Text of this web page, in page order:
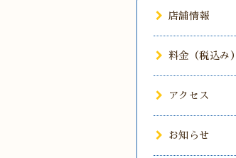
店舗情報
料金（税込み）
アクセス
お知らせ